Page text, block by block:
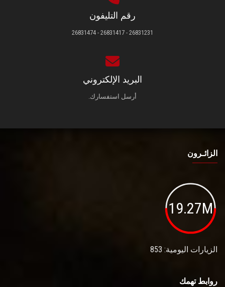
رقم التليفون
26831231 - 26831417 - 26831474
البريد الإلكتروني
أرسل استفسارك.
الزائـرون
19.27M
الزيارات اليومية: 853
روابط تهمك